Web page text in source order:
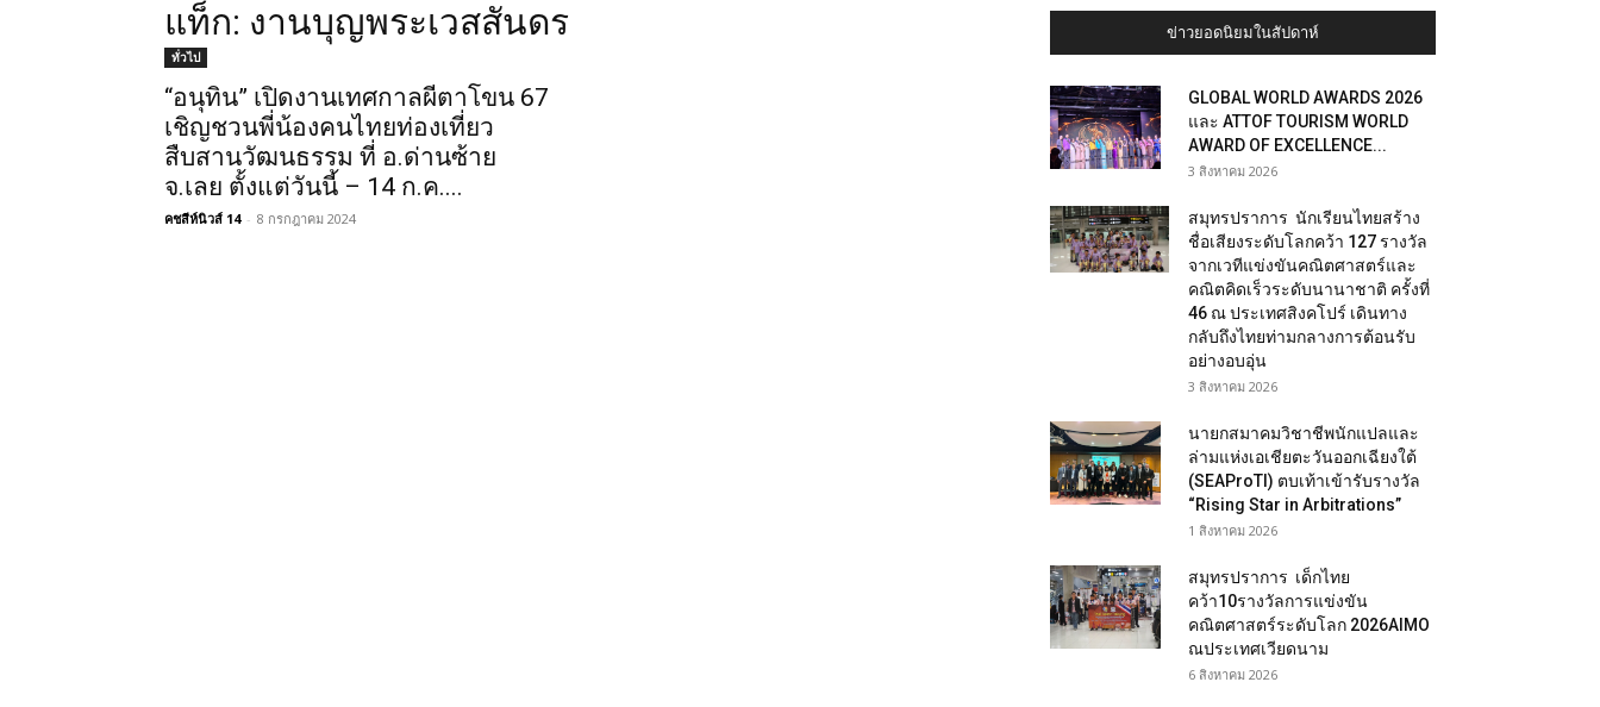
แท็ก: งานบุญพระเวสสันดร
ทั่วไป
“อนุทิน” เปิดงานเทศกาลผีตาโขน 67
เชิญชวนพี่น้องคนไทยท่องเที่ยว
สืบสานวัฒนธรรม ที่ อ.ด่านซ้าย
จ.เลย ตั้งแต่วันนี้ – 14 ก.ค....
คชสีห์นิวส์ 14 - 8 กรกฎาคม 2024
ข่าวยอดนิยมในสัปดาห์
GLOBAL WORLD AWARDS 2026
และ ATTOF TOURISM WORLD
AWARD OF EXCELLENCE...
3 สิงหาคม 2026
สมุทรปราการ นักเรียนไทยสร้าง
ชื่อเสียงระดับโลกคว้า 127 รางวัล
จากเวทีแข่งขันคณิตศาสตร์และ
คณิตคิดเร็วระดับนานาชาติ ครั้งที่
46 ณ ประเทศสิงคโปร์ เดินทาง
กลับถึงไทยท่ามกลางการต้อนรับ
อย่างอบอุ่น
3 สิงหาคม 2026
นายกสมาคมวิชาชีพนักแปลและ
ล่ามแห่งเอเชียตะวันออกเฉียงใต้
(SEAProTI) ตบเท้าเข้ารับรางวัล
“Rising Star in Arbitrations”
1 สิงหาคม 2026
สมุทรปราการ เด็กไทย
คว้า10รางวัลการแข่งขัน
คณิตศาสตร์ระดับโลก 2026AIMO
ณประเทศเวียดนาม
6 สิงหาคม 2026